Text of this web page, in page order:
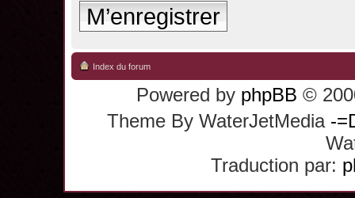
M’enregistrer
Index du forum
Powered by phpBB ©
Theme By WaterJetMedia -
Traduction par: